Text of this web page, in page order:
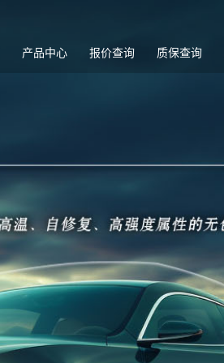
产品中心 报价查询 质保查询